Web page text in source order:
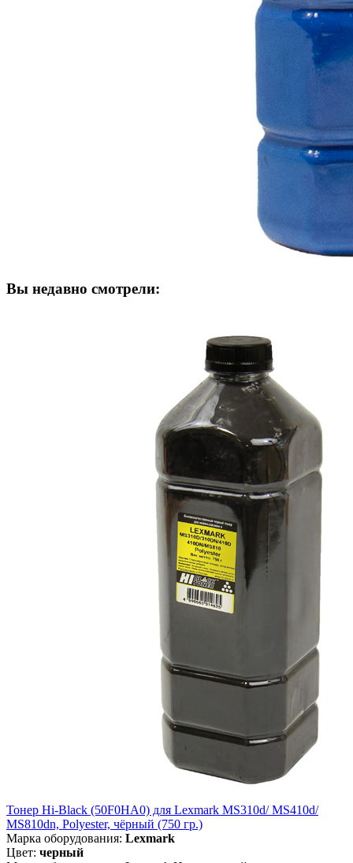
Вы недавно смотрели:
Тонер Hi-Black (50F0HA0) для Lexmark MS310d/ MS410d/
MS810dn, Polyester, чёрный (750 гр.)
Марка оборудования: Lexmark
Цвет: черный